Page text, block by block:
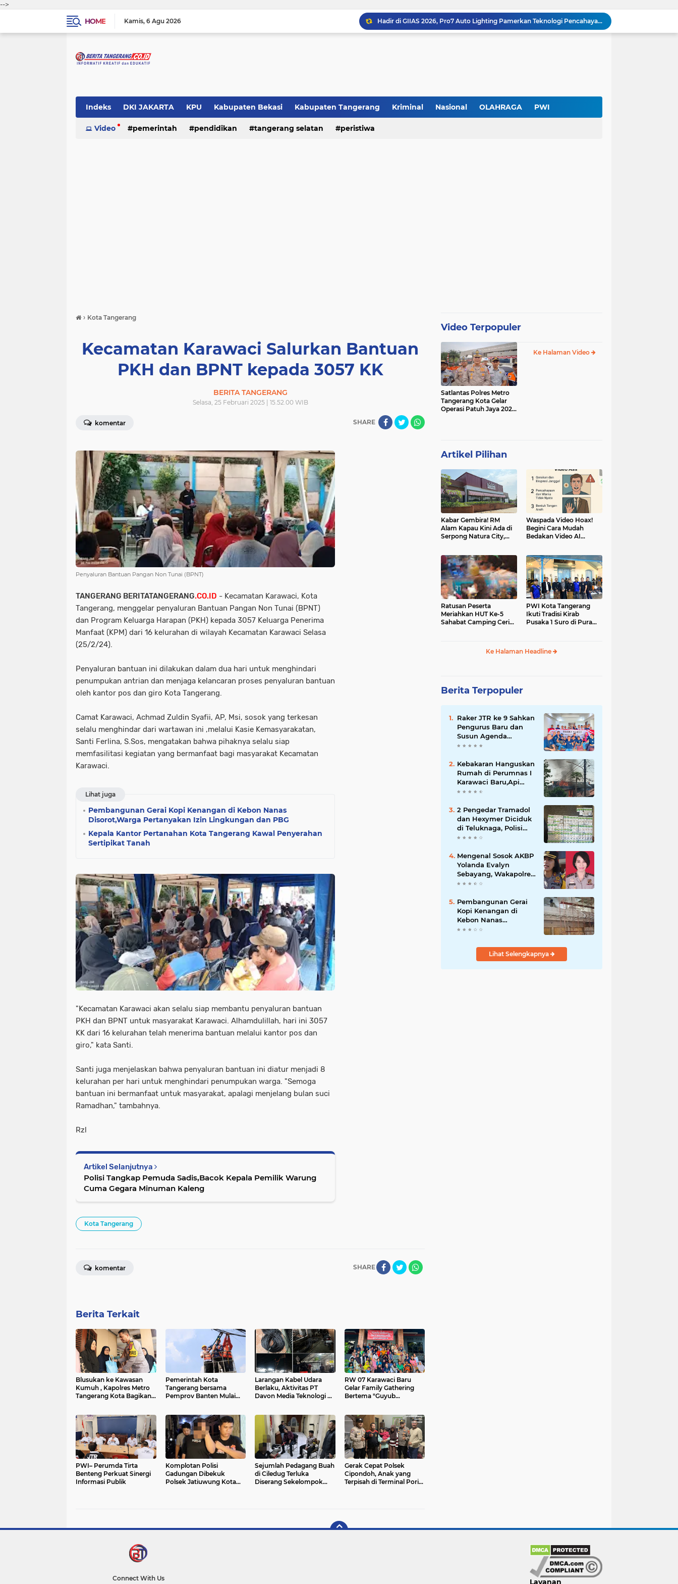
-->
HOME
Kamis 6 Agu 2026
Hadir di GIIAS 2026, Pro7 Auto Lighting Pamerkan Teknologi Pencahayaan Kendaraan Premium
Terendus Dugaan Pungli Pengurusan PM1,Kades Buaran Bambu Minta 60 Juta
Larangan Kabel Udara Berlaku, Aktivitas PT Davon Media Teknologi di Karawaci Jadi Sorotan
Indeks DKI JAKARTA KPU Kabupaten Bekasi Kabupaten Tangerang Kriminal Nasional OLAHRAGA PWI
Pemerintah Pendidikan Polri peristiwa
Video pemerintah pendidikan tangerang selatan peristiwa
› Kota Tangerang
Kecamatan Karawaci Salurkan Bantuan
PKH dan BPNT kepada 3057 KK
BERITA TANGERANG
Selasa, 25 Februari 2025 | 15.52.00 WIB
komentar SHARE
Penyaluran Bantuan Pangan Non Tunai (BPNT)
TANGERANG BERITATANGERANG.CO.ID - Kecamatan Karawaci, Kota
Tangerang, menggelar penyaluran Bantuan Pangan Non Tunai (BPNT)
dan Program Keluarga Harapan (PKH) kepada 3057 Keluarga Penerima
Manfaat (KPM) dari 16 kelurahan di wilayah Kecamatan Karawaci Selasa
(25/2/24).
Penyaluran bantuan ini dilakukan dalam dua hari untuk menghindari
penumpukan antrian dan menjaga kelancaran proses penyaluran bantuan
oleh kantor pos dan giro Kota Tangerang.
Camat Karawaci, Achmad Zuldin Syafii, AP, Msi, sosok yang terkesan
selalu menghindar dari wartawan ini ,melalui Kasie Kemasyarakatan,
Santi Ferlina, S.Sos, mengatakan bahwa pihaknya selalu siap
memfasilitasi kegiatan yang bermanfaat bagi masyarakat Kecamatan
Karawaci.
Lihat juga
Pembangunan Gerai Kopi Kenangan di Kebon Nanas
Disorot,Warga Pertanyakan Izin Lingkungan dan PBG
Kepala Kantor Pertanahan Kota Tangerang Kawal Penyerahan
Sertipikat Tanah
"Kecamatan Karawaci akan selalu siap membantu penyaluran bantuan
PKH dan BPNT untuk masyarakat Karawaci. Alhamdulillah, hari ini 3057
KK dari 16 kelurahan telah menerima bantuan melalui kantor pos dan
giro," kata Santi.
Santi juga menjelaskan bahwa penyaluran bantuan ini diatur menjadi 8
kelurahan per hari untuk menghindari penumpukan warga. "Semoga
bantuan ini bermanfaat untuk masyarakat, apalagi menjelang bulan suci
Ramadhan," tambahnya.
Rzl
Artikel Selanjutnya
Polisi Tangkap Pemuda Sadis,Bacok Kepala Pemilik Warung
Cuma Gegara Minuman Kaleng
Kota Tangerang
SHARE
komentar
Berita Terkait
Blusukan ke Kawasan
Kumuh , Kapolres Metro
Tangerang Kota Bagikan
Pemerintah Kota
Tangerang bersama
Pemprov Banten Mulai
Larangan Kabel Udara
Berlaku, Aktivitas PT
Davon Media Teknologi di
RW 07 Karawaci Baru
Gelar Family Gathering
Bertema "Guyub
PWI– Perumda Tirta
Benteng Perkuat Sinergi
Informasi Publik
Komplotan Polisi
Gadungan Dibekuk
Polsek Jatiuwung Kota
Sejumlah Pedagang Buah
di Ciledug Terluka
Diserang Sekelompok
Gerak Cepat Polsek
Cipondoh, Anak yang
Terpisah di Terminal Poris
Video Terpopuler
Satlantas Polres Metro
Tangerang Kota Gelar
Operasi Patuh Jaya 2025,
Ke Halaman Video
Artikel Pilihan
Kabar Gembira! RM
Alam Kapau Kini Ada di
Serpong Natura City,
Waspada Video Hoax!
Begini Cara Mudah
Bedakan Video AI
Ratusan Peserta
Meriahkan HUT Ke-5
Sahabat Camping Ceria,
PWI Kota Tangerang
Ikuti Tradisi Kirab
Pusaka 1 Suro di Pura
Ke Halaman Headline
Berita Terpopuler
Raker JTR ke 9 Sahkan
Pengurus Baru dan
Susun Agenda
Strategis 2026
Kebakaran Hanguskan
Rumah di Perumnas I
Karawaci Baru,Api
Diduga dari Ledakan
2 Pengedar Tramadol
dan Hexymer Diciduk
di Teluknaga, Polisi
Amankan Ratusan Pil
Mengenal Sosok AKBP
Yolanda Evalyn
Sebayang, Wakapolres
Metro Tangerang yang
Pembangunan Gerai
Kopi Kenangan di
Kebon Nanas
Disorot,Warga
Lingkungan dan PBG
Lihat Selengkapnya
Connect With Us Layanan